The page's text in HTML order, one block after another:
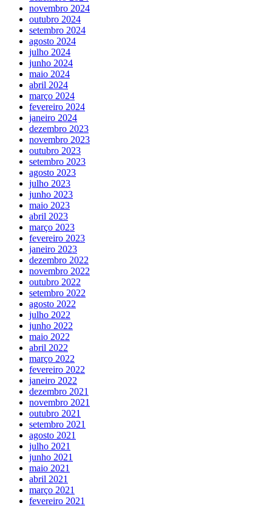
novembro 2024
outubro 2024
setembro 2024
agosto 2024
julho 2024
junho 2024
maio 2024
abril 2024
março 2024
fevereiro 2024
janeiro 2024
dezembro 2023
novembro 2023
outubro 2023
setembro 2023
agosto 2023
julho 2023
junho 2023
maio 2023
abril 2023
março 2023
fevereiro 2023
janeiro 2023
dezembro 2022
novembro 2022
outubro 2022
setembro 2022
agosto 2022
julho 2022
junho 2022
maio 2022
abril 2022
março 2022
fevereiro 2022
janeiro 2022
dezembro 2021
novembro 2021
outubro 2021
setembro 2021
agosto 2021
julho 2021
junho 2021
maio 2021
abril 2021
março 2021
fevereiro 2021